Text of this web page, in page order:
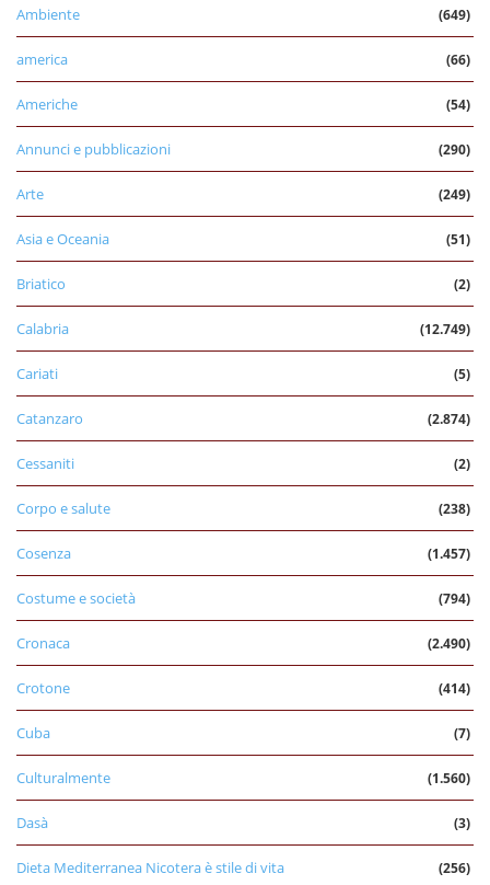
Ambiente (649)
america (66)
Americhe (54)
Annunci e pubblicazioni (290)
Arte (249)
Asia e Oceania (51)
Briatico (2)
Calabria (12.749)
Cariati (5)
Catanzaro (2.874)
Cessaniti (2)
Corpo e salute (238)
Cosenza (1.457)
Costume e società (794)
Cronaca (2.490)
Crotone (414)
Cuba (7)
Culturalmente (1.560)
Dasà (3)
Dieta Mediterranea Nicotera è stile di vita (256)